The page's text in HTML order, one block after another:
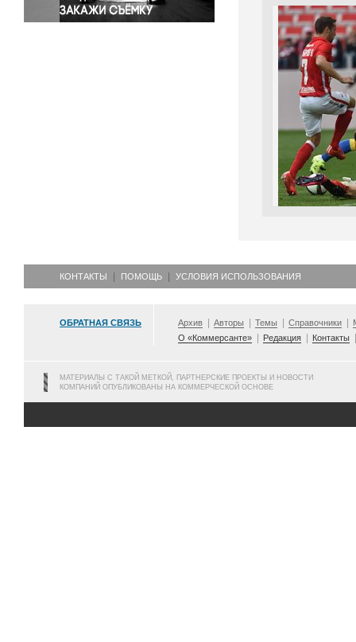
КОНТАКТЫ ПОМОЩЬ УСЛОВИЯ ИСПОЛЬЗОВАНИЯ
ОБРАТНАЯ СВЯЗЬ Архив Авторы Темы Справочники
О «Коммерсанте»
Редакция Контакты
МАТЕРИАЛЫ С ТАКОЙ МЕТКОЙ, ПАРТНЕРСКИЕ ПРОЕКТЫ И НОВОСТИ
КОМПАНИЙ ОПУБЛИКОВАНЫ НА КОММЕРЧЕСКОЙ ОСНОВЕ